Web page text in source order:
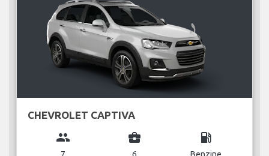
CHEVROLET CAPTIVA
group
7
business_center
6
local_gas_station
Benzine